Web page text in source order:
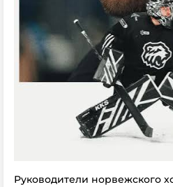
Руководители норвежского